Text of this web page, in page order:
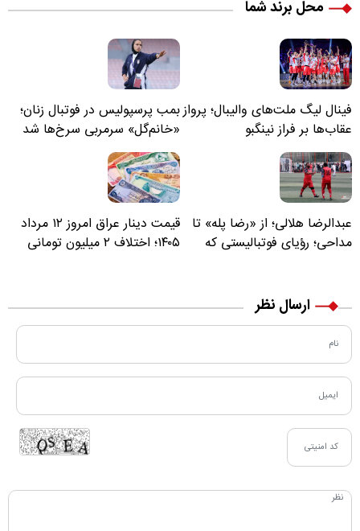
محل برند شما
فینال لیگ ملت‌های والیبال؛ پرواز
عقاب‌ها بر فراز نینگبو
بمب پرسپولیس در فوتبال زنان؛
«خانم‌گل» سرمربی سرخ‌ها شد
عبدالرضا هلالی؛ از «رضا پله» تا
مداحی؛ رؤیای فوتبالیستی که
قیمت دینار عراق امروز ۱۲ مرداد
۱۴۰۵؛ اختلاف ۲ میلیون تومانی
ارسال نظر